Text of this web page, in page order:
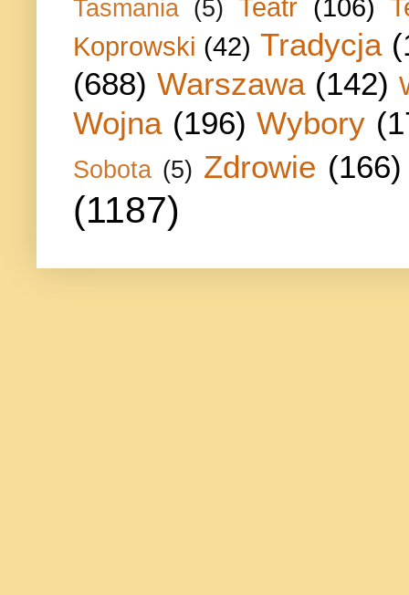
Tasmania (5) Teatr (106)
Koprowski (42) Tradycja
(688) Warszawa (142)
Wojna (196) Wybory
Sobota (5) Zdrowie (166)
(1187)